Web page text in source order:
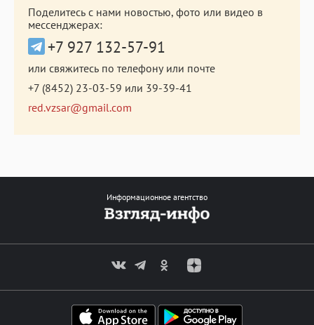
Поделитесь с нами новостью, фото или видео в
мессенджерах:
+7 927 132-57-91
или свяжитесь по телефону или почте
+7 (8452) 23-03-59 или 39-39-41
red.vzsar@gmail.com
Информационное агентство